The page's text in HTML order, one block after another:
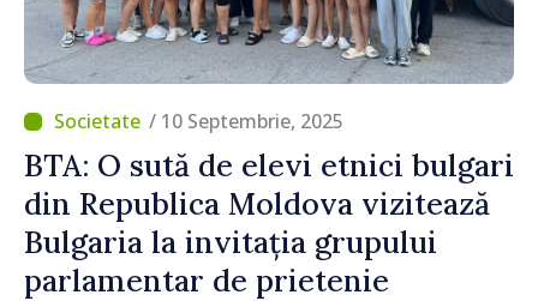
/ 10 Septembrie, 2025
BTA: O sută de elevi etnici bulgari
din Republica Moldova vizitează
Bulgaria la invitația grupului
parlamentar de prietenie